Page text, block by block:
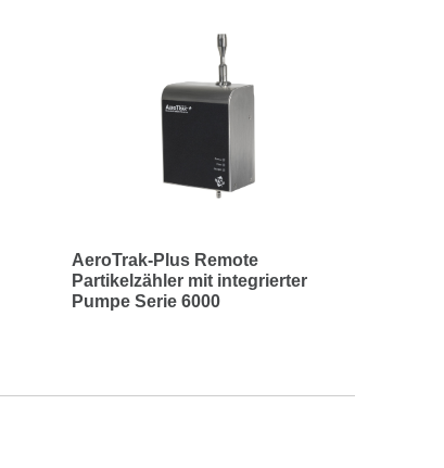
AeroTrak-Plus Remote
Partikelzähler mit integrierter
Pumpe Serie 6000